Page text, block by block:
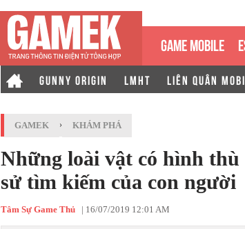
GAME MOBILE
GUNNY ORIGIN LMHT LIÊN QUÂN
GAMEK › KHÁM PHÁ
Những loài vật có hình
sử tìm kiếm của con người
Tâm Sự Game Thủ | 16/07/2019 12:01 AM